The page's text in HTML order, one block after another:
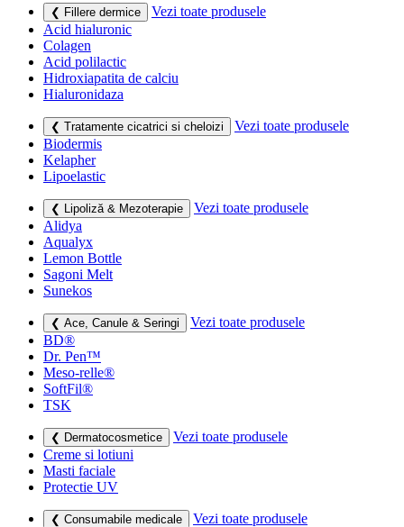
❮ Fillere dermice
Vezi toate produsele
Acid hialuronic
Colagen
Acid polilactic
Hidroxiapatita de calciu
Hialuronidaza
❮ Tratamente cicatrici si cheloizi
Vezi toate produsele
Biodermis
Kelapher
Lipoelastic
❮ Lipoliză & Mezoterapie
Vezi toate produsele
Alidya
Aqualyx
Lemon Bottle
Sagoni Melt
Sunekos
❮ Ace, Canule & Seringi
Vezi toate produsele
BD®
Dr. Pen™
Meso-relle®
SoftFil®
TSK
❮ Dermatocosmetice
Vezi toate produsele
Creme si lotiuni
Masti faciale
Protectie UV
❮ Consumabile medicale
Vezi toate produsele